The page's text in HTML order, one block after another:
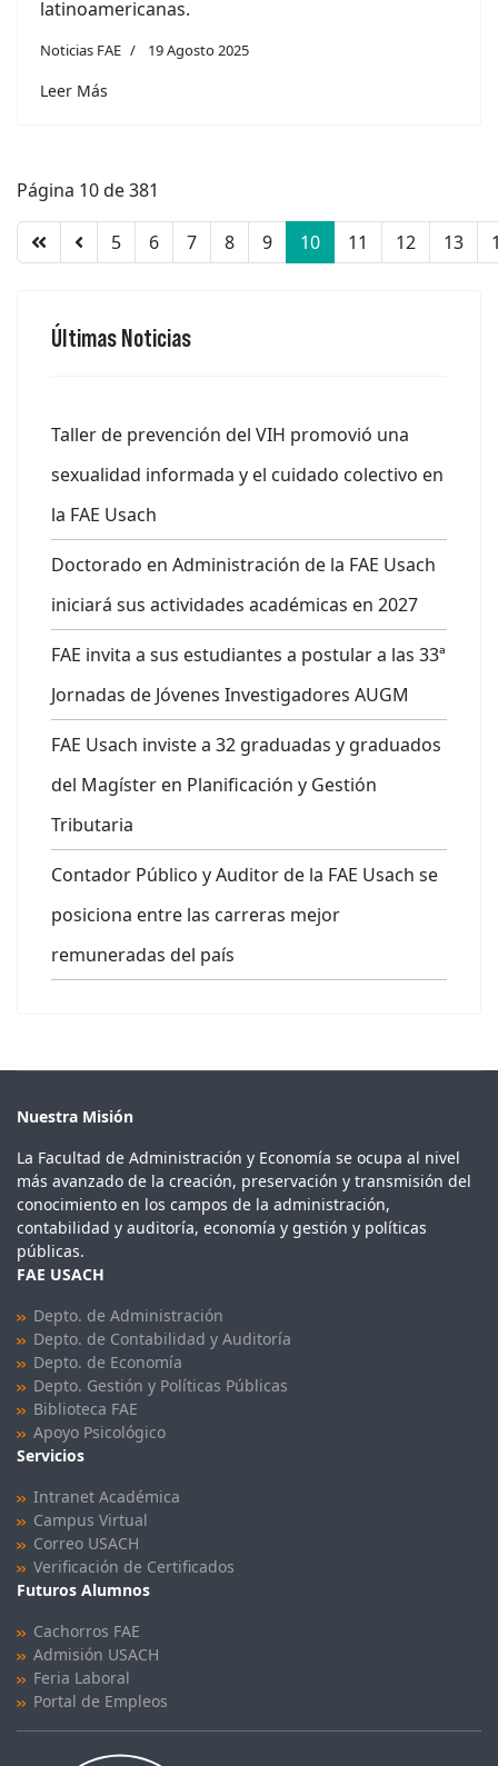
latinoamericanas.
Noticias FAE 19 Agosto 2025
Leer Más
Página 10 de 381
5 6 7 8 9 10 11 12 13
Últimas Noticias
Taller de prevención del VIH promovió una
sexualidad informada y el cuidado colectivo en
la FAE Usach
Doctorado en Administración de la FAE Usach
iniciará sus actividades académicas en 2027
FAE invita a sus estudiantes a postular a las 33ª
Jornadas de Jóvenes Investigadores AUGM
FAE Usach inviste a 32 graduadas y graduados
del Magíster en Planificación y Gestión
Tributaria
Contador Público y Auditor de la FAE Usach se
posiciona entre las carreras mejor
remuneradas del país
Nuestra Misión
La Facultad de Administración y Economía se ocupa al nivel
más avanzado de la creación, preservación y transmisión del
conocimiento en los campos de la administración,
contabilidad y auditoría, economía y gestión y políticas
públicas.
FAE USACH
Depto. de Administración
Depto. de Contabilidad y Auditoría
Depto. de Economía
Depto. Gestión y Políticas Públicas
Biblioteca FAE
Apoyo Psicológico
Servicios
Intranet Académica
Campus Virtual
Correo USACH
Verificación de Certificados
Futuros Alumnos
Cachorros FAE
Admisión USACH
Feria Laboral
Portal de Empleos